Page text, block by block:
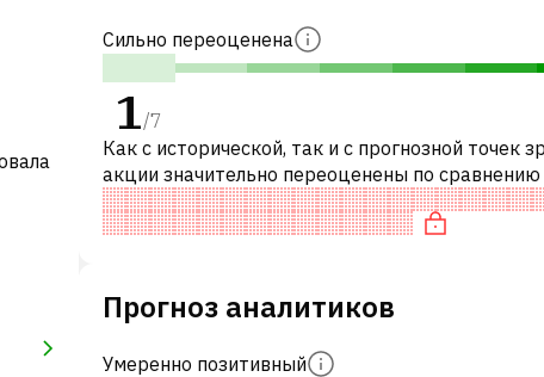
Сильно переоценена
1/7
Как с исторической, так и с прогнозной точек
акции значительно переоценены по сравнению
аналогичными акциями.
Прогноз аналитиков
Умеренно позитивный